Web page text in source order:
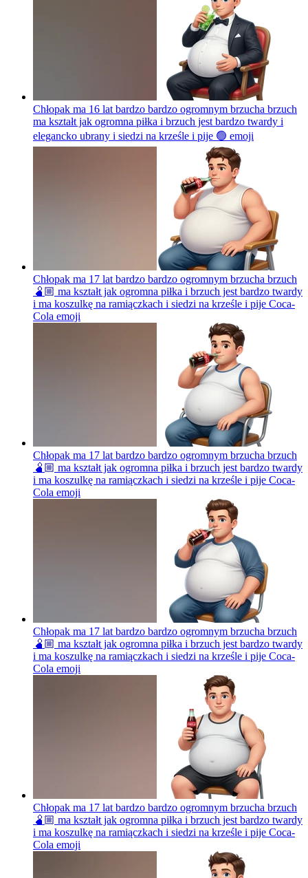
Chłopak ma 16 lat bardzo bardzo ogromnym brzucha brzuch
ma kształt jak ogromna piłka i brzuch jest bardzo twardy i
elegancko ubrany i siedzi na krześle i pije 🟢 emoji
Chłopak ma 17 lat bardzo bardzo ogromnym brzucha brzuch
🫄🏼 ma kształt jak ogromna piłka i brzuch jest bardzo twardy
i ma koszulkę na ramiączkach i siedzi na krześle i pije Coca-
Cola emoji
Chłopak ma 17 lat bardzo bardzo ogromnym brzucha brzuch
🫄🏼 ma kształt jak ogromna piłka i brzuch jest bardzo twardy
i ma koszulkę na ramiączkach i siedzi na krześle i pije Coca-
Cola emoji
Chłopak ma 17 lat bardzo bardzo ogromnym brzucha brzuch
🫄🏼 ma kształt jak ogromna piłka i brzuch jest bardzo twardy
i ma koszulkę na ramiączkach i siedzi na krześle i pije Coca-
Cola emoji
Chłopak ma 17 lat bardzo bardzo ogromnym brzucha brzuch
🫄🏼 ma kształt jak ogromna piłka i brzuch jest bardzo twardy
i ma koszulkę na ramiączkach i siedzi na krześle i pije Coca-
Cola emoji